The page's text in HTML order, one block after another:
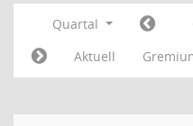
Quartal
Aktuell